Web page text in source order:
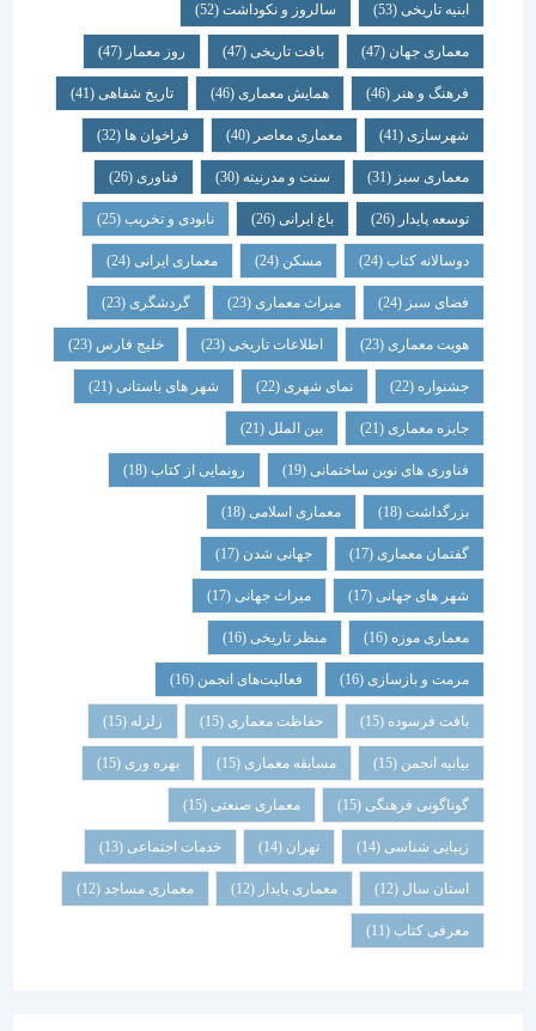
ابنیه تاریخی(53) سالروز و نکوداشت(52)
معماری جهان (47) بافت تاریخی(47) روز معمار(47)
فرهنگ و هنر(46) همایش معماری (46) تاریخ شفاهی (41)
شهرسازی(41) معماری معاصر(40) فراخوان ها (32)
معماری سبز(31) سنت و مدرنیته(30) فناوری (26)
توسعه پایدار(26) باغ ایرانی(26) نابودی و تخریب(25)
دوسالانه کتاب(24) مسکن (24) معماری ایرانی(24)
فضای سبز(24) میراث معماری (23) گردشگری (23)
هویت معماری (23) اطلاعات تاریخی(23) خلیج فارس(23)
جشنواره(22) نمای شهری(22) شهر های باستانی (21)
جایزه معماری (21) بین الملل(21)
فناوری های نوین ساختمانی(19) رونمایی از کتاب (18)
بزرگداشت (18) معماری اسلامی(18)
گفتمان معماری (17) جهانی شدن(17)
شهر های جهانی(17) میراث جهانی(17)
معماری موزه(16) منظر تاریخی (16)
مرمت و بازسازی(16) فعالیت‌های انجمن(16)
بافت فرسوده (15) حفاظت معماری (15) زلزله
بیانیه انجمن(15) مسابقه معماری (15) بهره وری(15)
گوناگونی فرهنگی (15) معماری صنعتی(15)
زیبایی شناسی (14) تهران خدمات اجتماعی (13)
استان سال(12) معماری پایدار (12) معماری مساجد(12)
معرفی کتاب(11)